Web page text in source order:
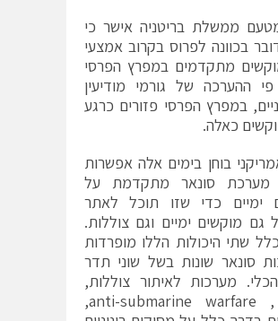
ממשלת בריטניה אישר כי
בכוונה לפרוס בקרוב אמצעי
מתקדמים במפרץ הפרסי
ההערכה של גורמי מודיעין
במפרץ הפרסי פזורים כרגע
בוחן בימים אלה אפשרות
מערכת סונאר מתקדמת על
ימיים כדי שזו תוכל לאתר
גם מוקשים ימיים וגם צוללות.
שתי היכולות הללו מופרדות
סונאר שונות בשל שוני תדר
מערכות לאיתור צוללות,
anti-submarine warfare , ASW,